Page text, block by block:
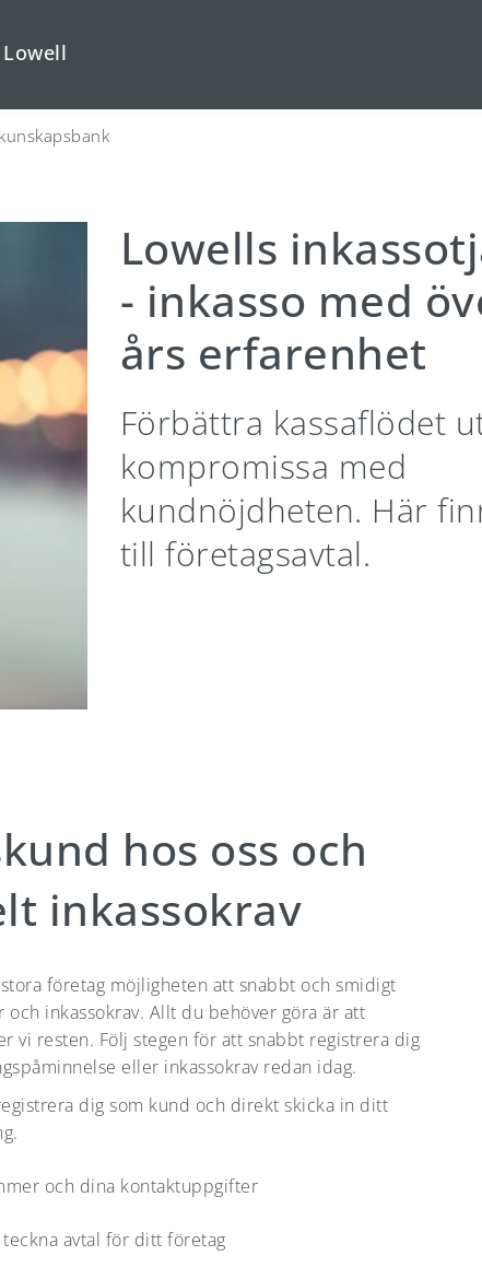
Lowells
- inkasso med
års erfarenhet
Förbättra kassaflödet
kompromissa med
kundnöjdheten. Här
till företagsavtal.
hos oss och
inkassokrav
företag möjligheten att snabbt och smidigt
inkassokrav. Allt du behöver göra är att
vi resten. Följ stegen för att snabbt registrera dig
eller inkassokrav redan idag.
dig som kund och direkt skicka in ditt
och dina kontaktuppgifter
avtal för ditt företag